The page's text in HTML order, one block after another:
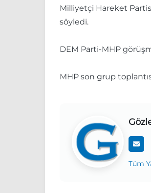
Milliyetçi Hareket
söyledi.
DEM Parti-MHP
MHP son grup
Tüm